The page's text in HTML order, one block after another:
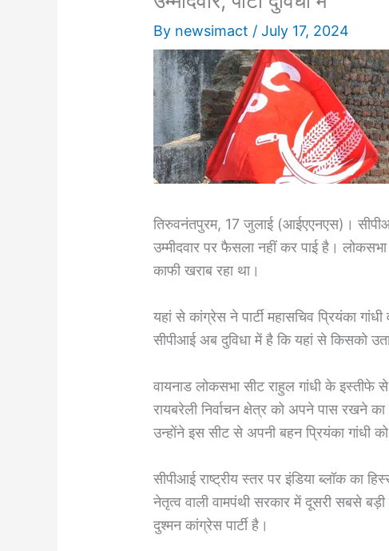
By newsimact /July 17, 2024
तिरुवनंतपुरम, 17 जुलाई (आईएएनएस)।
उम्मीदवार पर फैसला नहीं कर पाई है। लोकसभा
काफी खराब रहा था।
यहां से कांग्रेस ने पार्टी महासचिव प्रियंका
सीपीआई अब दुविधा में है कि यहां से किसको
वायनाड लोकसभा सीट राहुल गांधी के इस्तीफे
रायबरेली निर्वाचन क्षेत्र को अपने पास रखने
उन्होंने इस सीट से अपनी बहन प्रियंका गांधी को
सीपीआई राष्ट्रीय स्तर पर इंडिया ब्लॉक का
नेतृत्व वाली वामपंथी सरकार में दूसरी सबसे
दुश्मन कांग्रेस पार्टी है।